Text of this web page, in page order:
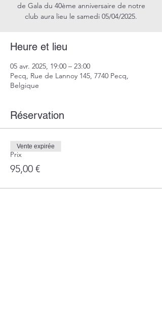
de Gala du 40ème anniversaire de notre
club aura lieu le samedi 05/04/2025.
Heure et lieu
05 avr. 2025, 19:00 – 23:00
Pecq, Rue de Lannoy 145, 7740 Pecq,
Belgique
Réservation
Prix
95,00 €
Vente expirée